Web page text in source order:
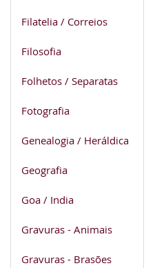
Filatelia / Correios
Filosofia
Folhetos / Separatas
Fotografia
Genealogia / Heráldica
Geografia
Goa / India
Gravuras - Animais
Gravuras - Brasões